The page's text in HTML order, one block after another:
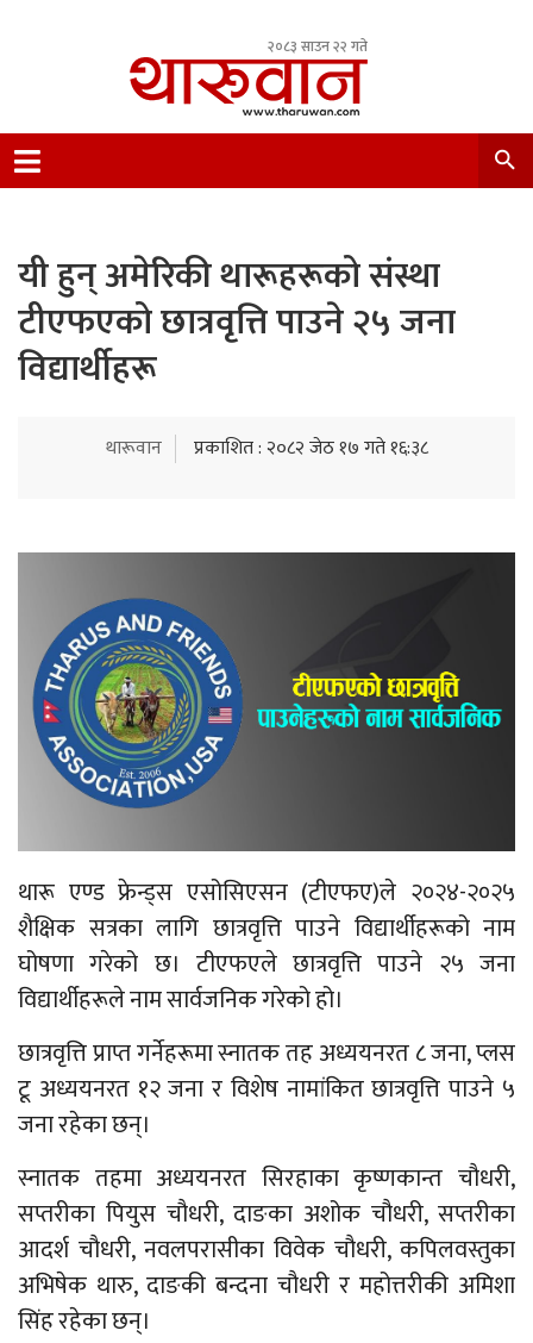
२०८३ साउन २२ गते
Nepal.
यी हुन् अमेरिकी थारूहरूको संस्था
टीएफएको छात्रवृत्ति पाउने २५ जना
विद्यार्थीहरू
थारूवान प्रकाशित : २०८२ जेठ १७ गते १६:३८
थारू एण्ड फ्रेन्ड्स एसोसिएसन (टीएफए)ले २०२४-२०२५
शैक्षिक सत्रका लागि छात्रवृत्ति पाउने विद्यार्थीहरूको नाम
घोषणा गरेको छ। टीएफएले छात्रवृत्ति पाउने २५ जना
विद्यार्थीहरूले नाम सार्वजनिक गरेको हो।
छात्रवृत्ति प्राप्त गर्नेहरूमा स्नातक तह अध्ययनरत ८ जना, प्लस
टू अध्ययनरत १२ जना र विशेष नामांकित छात्रवृत्ति पाउने ५
जना रहेका छन्।
स्नातक तहमा अध्ययनरत सिरहाका कृष्णकान्त चौधरी,
सप्तरीका पियुस चौधरी, दाङका अशोक चौधरी, सप्तरीका
आदर्श चौधरी, नवलपरासीका विवेक चौधरी, कपिलवस्तुका
अभिषेक थारु, दाङकी बन्दना चौधरी र महोत्तरीकी अमिशा
सिंह रहेका छन्।